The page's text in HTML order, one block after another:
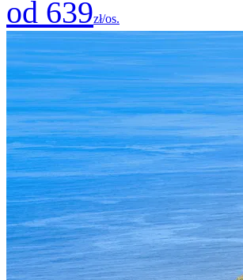
od 639zł/os.